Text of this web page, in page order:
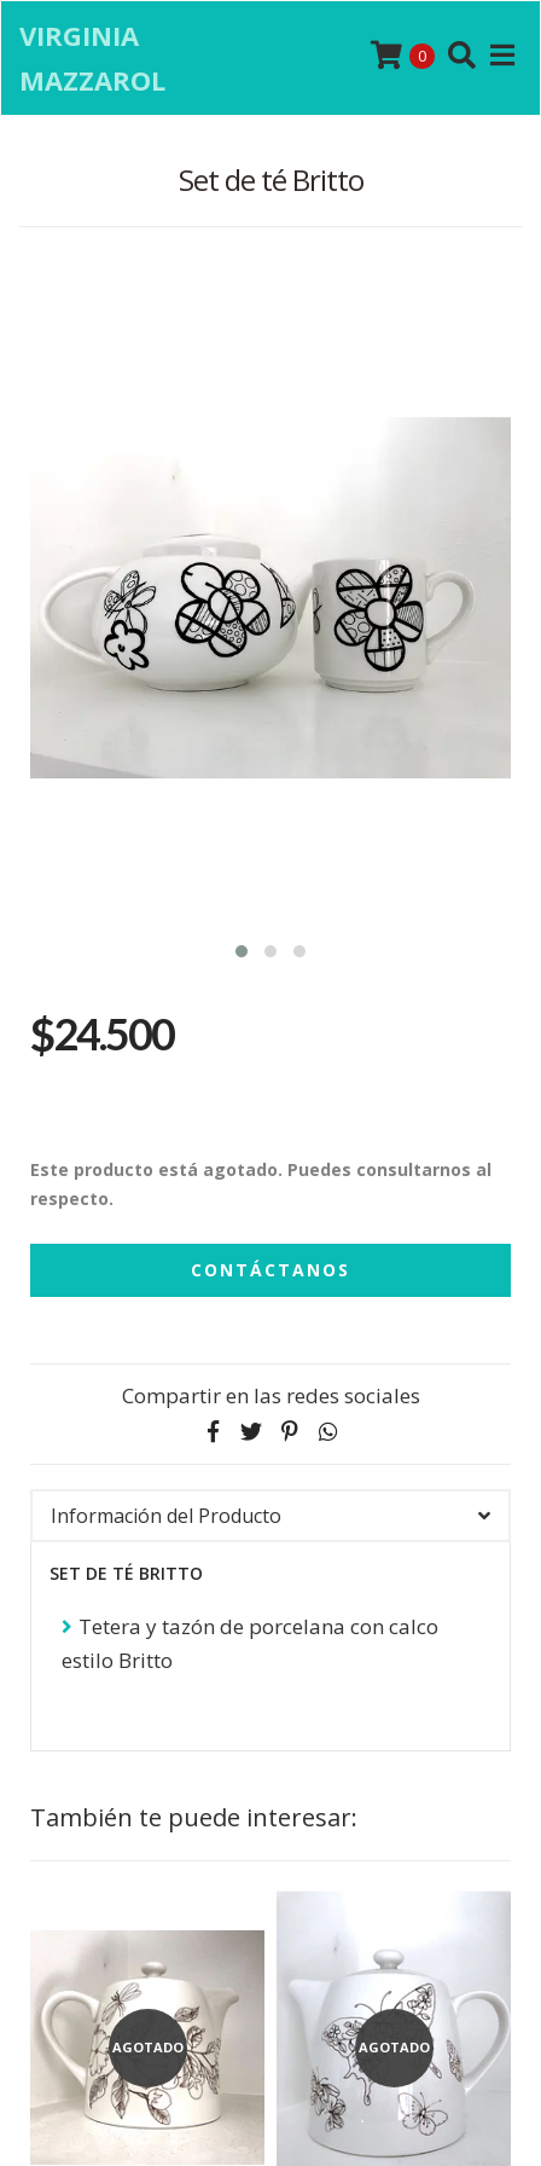
VIRGINIA
MAZZAROL
0
Set de té Britto
$24.500
Este producto está agotado. Puedes consultarnos al
respecto.
CONTÁCTANOS
Compartir en las redes sociales
Información del Producto
SET DE TÉ BRITTO
Tetera y tazón de porcelana con calco
estilo Britto
También te puede interesar:
AGOTADO AGOTADO